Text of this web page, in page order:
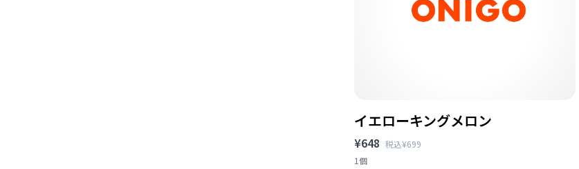
イエローキングメロン
¥648 税込¥699
1個